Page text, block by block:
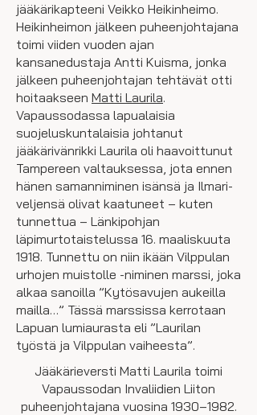
jääkärikapteeni Veikko Heikinheimo.
Heikinheimon jälkeen puheenjohtajana
toimi viiden vuoden ajan
kansanedustaja Antti Kuisma, jonka
jälkeen puheenjohtajan tehtävät otti
hoitaakseen Matti Laurila.
Vapaussodassa lapualaisia
suojeluskuntalaisia johtanut
jääkärivänrikki Laurila oli haavoittunut
Tampereen valtauksessa, jota ennen
hänen samanniminen isänsä ja Ilmari-
veljensä olivat kaatuneet – kuten
tunnettua – Länkipohjan
läpimurtotaistelussa 16. maaliskuuta
1918. Tunnettu on niin ikään Vilppulan
urhojen muistolle -niminen marssi, joka
alkaa sanoilla ”Kytösavujen aukeilla
mailla…” Tässä marssissa kerrotaan
Lapuan lumiaurasta eli ”Laurilan
työstä ja Vilppulan vaiheesta”.
Jääkärieversti Matti Laurila toimi
Vapaussodan Invaliidien Liiton
puheenjohtajana vuosina 1930–1982.